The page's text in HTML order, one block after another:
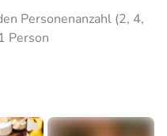
Personenanzahl (2, 4,
Person